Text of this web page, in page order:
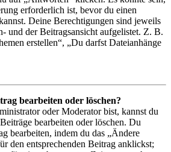
erforderlich ist, bevor du einen
Deine Berechtigungen sind jeweils
und der Beitragsansicht aufgelistet. Z. B.
erstellen“, „Du darfst Dateianhänge
bearbeiten oder löschen?
oder Moderator bist, kannst du
bearbeiten oder löschen. Du
bearbeiten, indem du das „Ändere
den entsprechenden Beitrag anklickst;